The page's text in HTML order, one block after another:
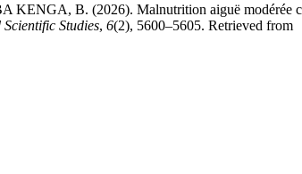
B. (2026). Malnutrition aiguë modérée
Studies, 6(2), 5600–5605. Retrieved from